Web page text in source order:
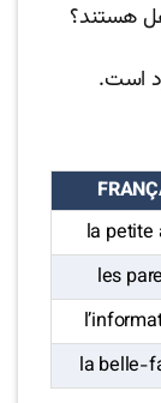
هستند؟
است.
la petite
les
la belle-